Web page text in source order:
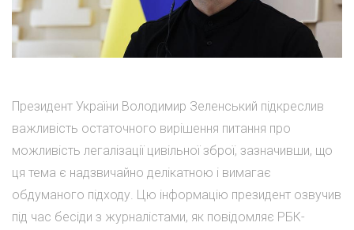
Президент України Володимир Зеленський підкреслив
важливість остаточного вирішення питання про
можливість легалізації цивільної зброї, зазначивши, що
ця тема є надзвичайно делікатною і вимагає
обдуманого підходу. Цю інформацію президент озвучив
під час бесіди з журналістами, як повідомляє РБК-